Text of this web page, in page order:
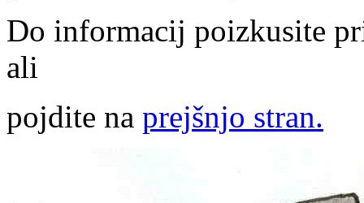
Do informacij poizkusite
ali
pojdite na prejšnjo stran.